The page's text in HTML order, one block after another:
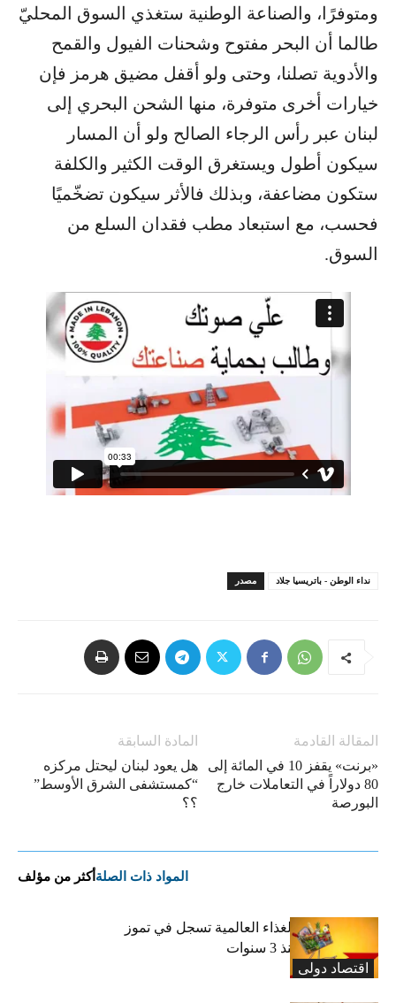
ومتوفرًا، والصناعة الوطنية ستغذي السوق المحليّ
طالما أن البحر مفتوح وشحنات الفيول والقمح
والأدوية تصلنا، وحتى ولو أقفل مضيق هرمز فإن
خيارات أخرى متوفرة، منها الشحن البحري إلى
لبنان عبر رأس الرجاء الصالح ولو أن المسار
سيكون أطول ويستغرق الوقت الكثير والكلفة
ستكون مضاعفة، وبذلك فالأثر سيكون تضخّميًا
فحسب، مع استبعاد مطب فقدان السلع من
السوق.
مصدر نداء الوطن - باتريسيا جلاد
المادة السابقة
هل يعود لبنان ليحتل مركزه
“كمستشفى الشرق الأوسط”
؟؟
المقالة القادمة
«برنت» يقفز 10 في المائة إلى
80 دولاراً في التعاملات خارج
البورصة
المواد ذات الصلة أكثر من مؤلف
اقتصاد دولی
“الفاو”: أسعار الغذاء العالمية تسجل في تموز
أعلى مستوى منذ 3 سنوات